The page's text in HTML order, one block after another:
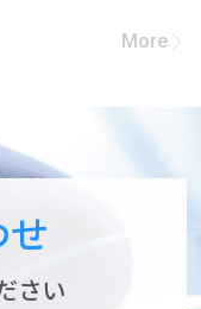
More
さい